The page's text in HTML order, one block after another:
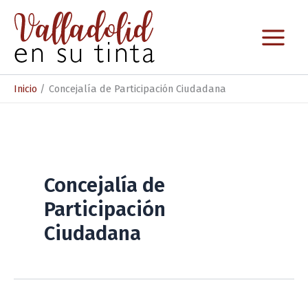
contenido
Inicio Concejalía de Participación Ciudadana
Concejalía de
Participación
Ciudadana